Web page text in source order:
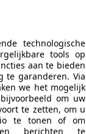
technologische
tools op
aan te bieden
te garanderen. Via
we het mogelijk
om uw
te zetten, om u
te tonen of om
en berichten te